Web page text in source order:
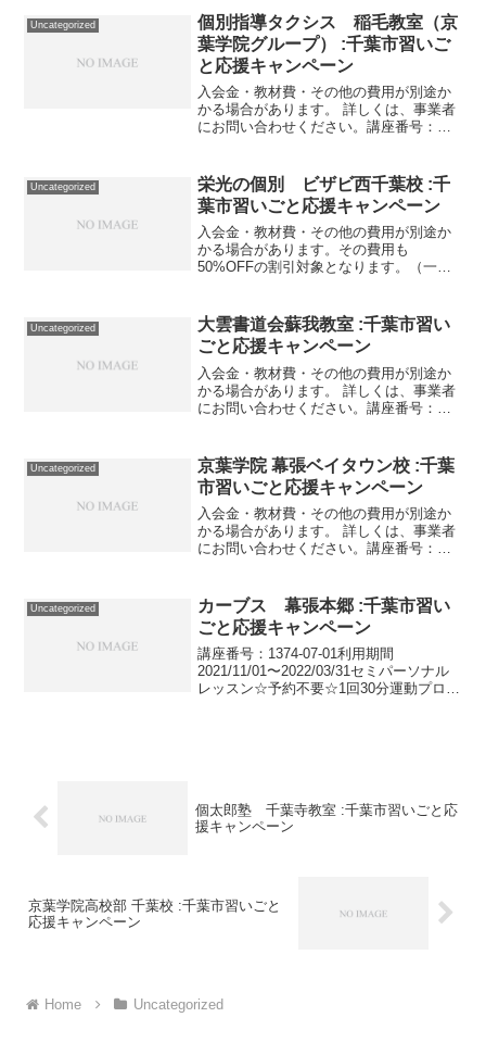
力テスト。講座番号：1205-0...
Uncategorized
個別指導タクシス 稲毛教室（京
葉学院グループ） :千葉市習いご
と応援キャンペーン
入会金・教材費・その他の費用が別途か
かる場合があります。 詳しくは、事業者
にお問い合わせください。講座番号：
2021/12/29１１月入学or１...
Uncategorized
栄光の個別 ビザビ西千葉校 :千
葉市習いごと応援キャンペーン
入会金・教材費・その他の費用が別途か
かる場合があります。その費用も
50%OFFの割引対象となります。（一部
08-01事業者提供価格79,200円▶39,600円
利用...
Uncategorized
大雲書道会蘇我教室 :千葉市習い
ごと応援キャンペーン
入会金・教材費・その他の費用が別途か
かる場合があります。 詳しくは、事業者
にお問い合わせください。講座番号：
度 年中～中3まで。講座番号：...
Uncategorized
京葉学院 幕張ベイタウン校 :千葉
市習いごと応援キャンペーン
入会金・教材費・その他の費用が別途か
かる場合があります。 詳しくは、事業者
にお問い合わせください。講座番号：
力テスト講座番号：1205-05...
Uncategorized
カーブス 幕張本郷 :千葉市習い
ごと応援キャンペーン
講座番号：1374-07-01利用期間
2021/11/01〜2022/03/31セミパーソナル
レッスン☆予約不要☆1回30分運動プログ
個太郎塾 千葉寺教室 :千葉市習いごと応
援キャンペーン
京葉学院高校部 千葉校 :千葉市習いごと
応援キャンペーン
Home Uncategorized